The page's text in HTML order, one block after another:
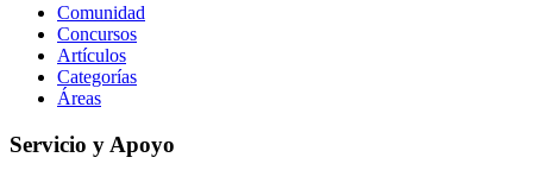
Comunidad
Concursos
Artículos
Categorías
Áreas
Servicio y Apoyo